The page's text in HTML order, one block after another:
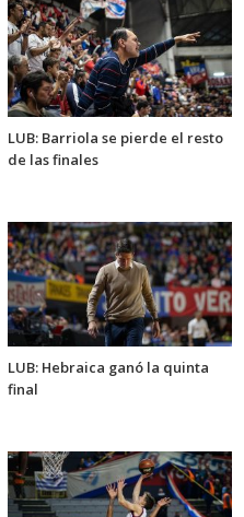
LUB: Barriola se pierde el resto
de las finales
LUB: Hebraica ganó la quinta
final